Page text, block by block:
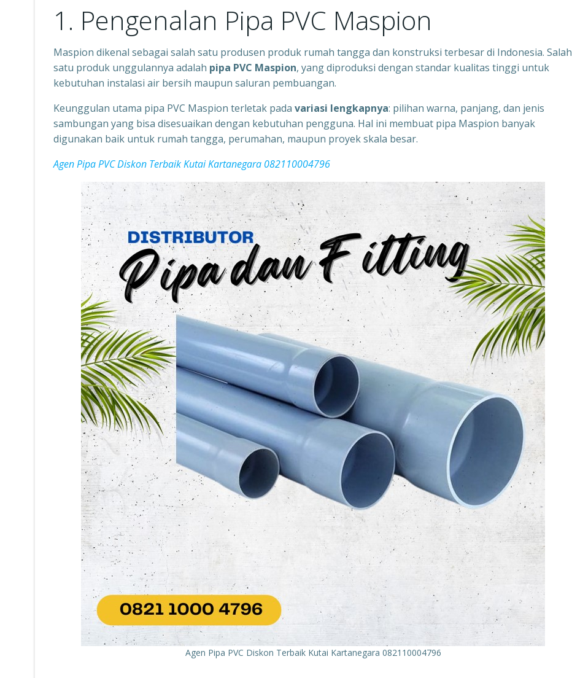
1. Pengenalan Pipa PVC Maspion
Maspion dikenal sebagai salah satu produsen produk rumah tangga dan konstruksi terbesar di Indonesia. Salah
satu produk unggulannya adalah pipa PVC Maspion, yang diproduksi dengan standar kualitas tinggi untuk
kebutuhan instalasi air bersih maupun saluran pembuangan.
Keunggulan utama pipa PVC Maspion terletak pada variasi lengkapnya: pilihan warna, panjang, dan jenis
sambungan yang bisa disesuaikan dengan kebutuhan pengguna. Hal ini membuat pipa Maspion banyak
digunakan baik untuk rumah tangga, perumahan, maupun proyek skala besar.
Agen Pipa PVC Diskon Terbaik Kutai Kartanegara 082110004796
Agen Pipa PVC Diskon Terbaik Kutai Kartanegara 082110004796